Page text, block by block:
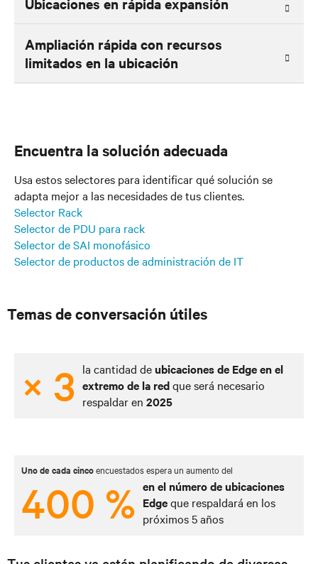
Ampliación rápida con recursos
limitados en la ubicación
Encuentra la solución adecuada
Usa estos selectores para identificar qué solución se
adapta mejor a las necesidades de tus clientes.
Selector Rack
Selector de PDU para rack
Selector de SAI monofásico
Selector de productos de administración de IT
Temas de conversación útiles
× 3 la cantidad deubicaciones de Edge en el
extremo de la redque será necesario
respaldar en 2025
Uno de cada cincoencuestados espera un aumento del
400 % en el número de ubicaciones
Edgeque respaldará en los
próximos 5 años